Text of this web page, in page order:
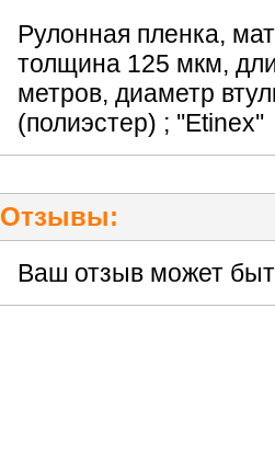
Рулонная пленка,
толщина 125 мкм,
метров, диаметр
(полиэстер) ; ''Etinex''
Отзывы:
Ваш отзыв может